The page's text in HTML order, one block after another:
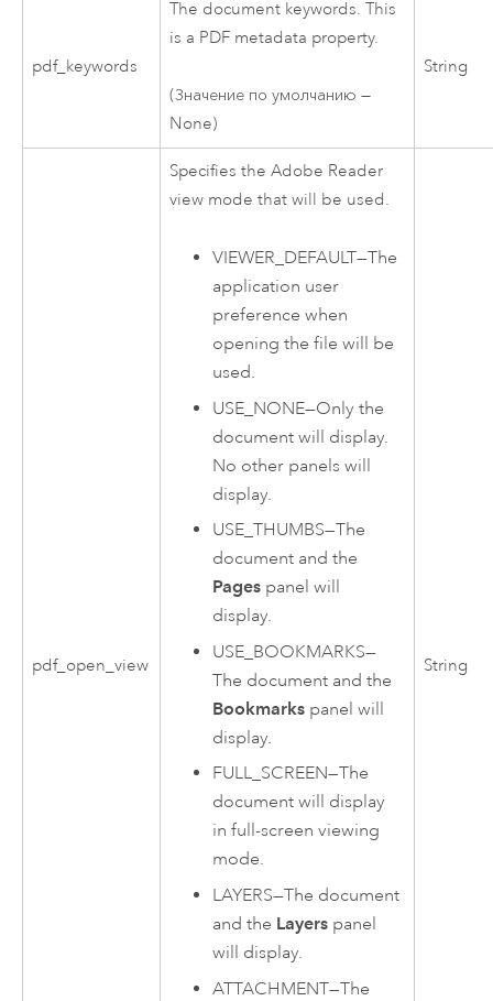
pdf_keywords
The document keywords. This
is a PDF metadata property.
(Значение по умолчанию —
None)
String
pdf_open_view
Specifies the Adobe Reader
view mode that will be used.
VIEWER_DEFAULT—The
application user
preference when
opening the file will be
used.
USE_NONE—Only the
document will display.
No other panels will
display.
USE_THUMBS—The
document and the
Pages panel will
display.
USE_BOOKMARKS—
The document and the
Bookmarks panel will
display.
FULL_SCREEN—The
document will display
in full-screen viewing
mode.
LAYERS—The document
and the Layers panel
will display.
ATTACHMENT—The
String